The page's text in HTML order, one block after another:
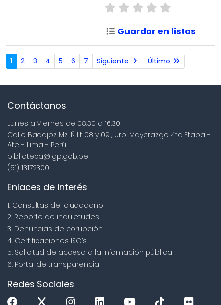
Guardar en listas
1 2 3 4 5 6 7 Siguiente Último
Contáctanos
Lunes a Viernes de 08:30 a 16:30
Calle Badajoz Mz. Ñ Lt 08 y 09 , Urb. Mayorazgo 4ta Etapa -
Ate - Lima - Perú
biblioteca@igp.gob.pe
(51) 13172300
Enlaces de interés
1. Consultas del ciudadano
2. Reporte de inquietudes
3. Denuncias de corupción
4. Certificaciones ISO’s
5. Solicitud de acceso a la infomación pública
6. Portal de transparencia
Redes Sociales